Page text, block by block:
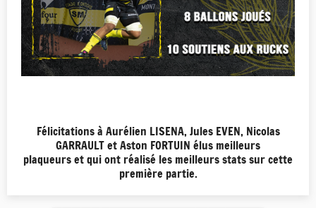
Félicitations à Aurélien LISENA, Jules EVEN, Nicolas
GARRAULT et Aston FORTUIN élus meilleurs
plaqueurs et qui ont réalisé les meilleurs stats sur cette
première partie.